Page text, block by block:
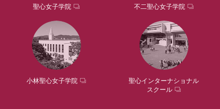
聖心女子学院 不二聖心女子学院
小林聖心女子学院
聖心インターナショナル
スクール